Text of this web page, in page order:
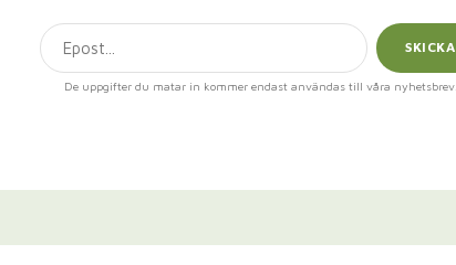
SKICKA
De uppgifter du matar in kommer endast användas till våra nyhetsbrev.